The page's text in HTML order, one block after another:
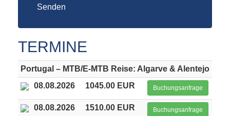
Senden
TERMINE
Portugal – MTB/E-MTB Reise: Algarve & Alentejo
08.08.2026
1045.00 EUR Buchungsanfrage
08.08.2026 1510.00 EUR Buchungsanfrage